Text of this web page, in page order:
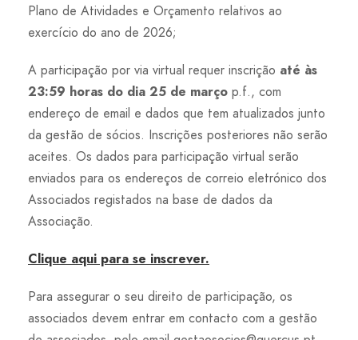
Plano de Atividades e Orçamento relativos ao
exercício do ano de 2026;
A participação por via virtual requer inscrição até às
23:59 horas do dia 25 de março p.f., com
endereço de email e dados que tem atualizados junto
da gestão de sócios. Inscrições posteriores não serão
aceites. Os dados para participação virtual serão
enviados para os endereços de correio eletrónico dos
Associados registados na base de dados da
Associação.
Clique aqui para se inscrever.
Para assegurar o seu direito de participação, os
associados devem entrar em contacto com a gestão